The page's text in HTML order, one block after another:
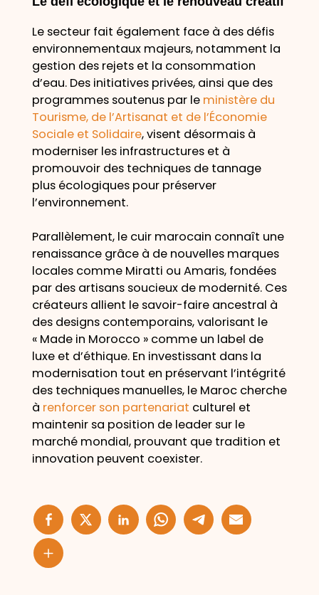
Le secteur fait également face à des défis
environnementaux majeurs, notamment la
gestion des rejets et la consommation
d’eau. Des initiatives privées, ainsi que des
programmes soutenus par le ministère du
Tourisme, de l’Artisanat et de l’Économie
Sociale et Solidaire, visent désormais à
moderniser les infrastructures et à
promouvoir des techniques de tannage
plus écologiques pour préserver
l’environnement.
Parallèlement, le cuir marocain connaît une
renaissance grâce à de nouvelles marques
locales comme Miratti ou Amaris, fondées
par des artisans soucieux de modernité. Ces
créateurs allient le savoir-faire ancestral à
des designs contemporains, valorisant le
« Made in Morocco » comme un label de
luxe et d’éthique. En investissant dans la
modernisation tout en préservant l’intégrité
des techniques manuelles, le Maroc cherche
à renforcer son partenariat culturel et
maintenir sa position de leader sur le
marché mondial, prouvant que tradition et
innovation peuvent coexister.